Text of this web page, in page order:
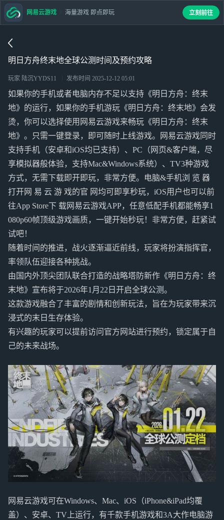
明日方舟终末地全球公测时间及预约攻略
玩家 陆沉YYDS11 发布时间 2025-12-12 05:01
如果你的手机或者电脑内存不足以支持《明日方舟：终末
地》的运行，如果你的手机游玩《明日方舟：终末地》会发
烫，你可以选择使用网易云游戏来畅玩《明日方舟：终末
地》。只需一键登录，即可随时上线游戏。网易云游戏同时
支持手机（安卓和iOS均已支持）、PC（网页&客户端，尽
享模拟器般体验，支持Mac&Windows系统）、TV3种游戏
方式，无需下载即开即玩，非常方便。电脑&手机浏 览 器
打开网 易 云 游 戏的官 网均可即享秒玩，iOS用户也可以前
往App Store下 载网易云游戏APP，任意低配手机都能畅享1
080p60帧顶级游戏画质，一键开始秒玩！非常方便，赶紧试
试吧！
随着时间的推进，战火逐渐逼近前线，玩家将扮演指挥官，
率领队伍迎接各种挑战。
由国内外顶尖团队联合打造的战略塔防新作《明日方舟：终
末地》宣布将于2026年1月22日开启全球公测。
这款游戏融合了丰富的剧情和创新玩法，旨在为玩家带来沉
浸式的末日生存体验。
有兴趣的玩家可以提前访问官方网站进行预约，锁定属于自
己的未来战场。
网易云游戏可在Windows、Mac、iOS（iPhone&iPad均覆
盖）、安卓、TV上运行，有千款手机游戏和3A大作电脑游
网易云游戏 海量游戏 即点即玩 立刻前往